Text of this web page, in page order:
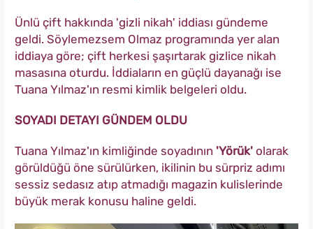
Ünlü çift hakkında 'gizli nikah' iddiası gündeme
geldi. Söylemezsem Olmaz programında yer alan
iddiaya göre; çift herkesi şaşırtarak gizlice nikah
masasına oturdu. İddiaların en güçlü dayanağı ise
Tuana Yılmaz'ın resmi kimlik belgeleri oldu.
SOYADI DETAYI GÜNDEM OLDU
Tuana Yılmaz'ın kimliğinde soyadının 'Yörük' olarak
görüldüğü öne sürülürken, ikilinin bu sürpriz adımı
sessiz sedasız atıp atmadığı magazin kulislerinde
büyük merak konusu haline geldi.